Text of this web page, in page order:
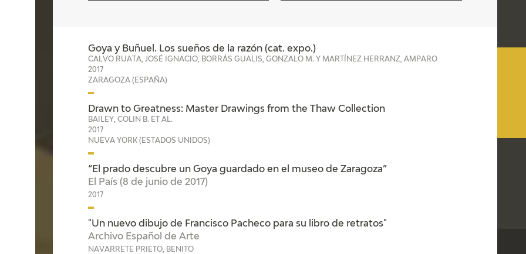
Goya y Buñuel. Los sueños de la razón (cat. expo.)
CALVO RUATA, JOSÉ IGNACIO, BORRÁS GUALIS, GONZALO M. Y MARTÍNEZ HERRANZ, AMPARO
2017
ZARAGOZA (ESPAÑA)
Drawn to Greatness: Master Drawings from the Thaw Collection
BAILEY, COLIN B. ET AL.
2017
NUEVA YORK (ESTADOS UNIDOS)
“El prado descubre un Goya guardado en el museo de Zaragoza”
El País (8 de junio de 2017)
2017
"Un nuevo dibujo de Francisco Pacheco para su libro de retratos"
Archivo Español de Arte
NAVARRETE PRIETO, BENITO